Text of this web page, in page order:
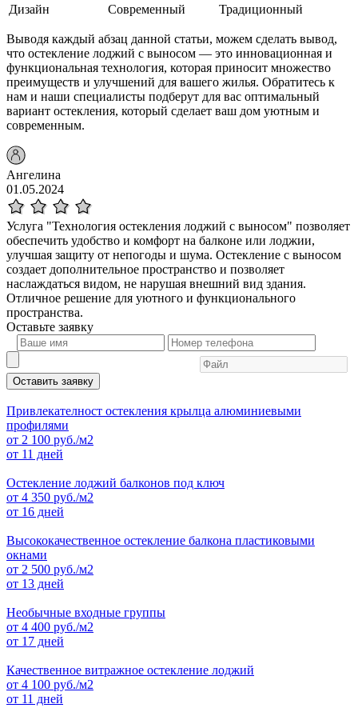
Дизайн
Современный Традиционный
Выводя каждый абзац данной статьи, можем сделать вывод,
что остекление лоджий с выносом — это инновационная и
функциональная технология, которая приносит множество
преимуществ и улучшений для вашего жилья. Обратитесь к
нам и наши специалисты подберут для вас оптимальный
вариант остекления, который сделает ваш дом уютным и
современным.
Ангелина
01.05.2024
Услуга "Технология остекления лоджий с выносом" позволяет
обеспечить удобство и комфорт на балконе или лоджии,
улучшая защиту от непогоды и шума. Остекление с выносом
создает дополнительное пространство и позволяет
наслаждаться видом, не нарушая внешний вид здания.
Отличное решение для уютного и функционального
пространства.
Оставьте заявку
Оставить заявку
Привлекателност остекления крылца алюминиевыми
профилями
от 2 100 руб./м2
от 11 дней
Остекление лоджий балконов под ключ
от 4 350 руб./м2
от 16 дней
Высококачественное остекление балкона пластиковыми
окнами
от 2 500 руб./м2
от 13 дней
Необычные входные группы
от 4 400 руб./м2
от 17 дней
Качественное витражное остекление лоджий
от 4 100 руб./м2
от 11 дней